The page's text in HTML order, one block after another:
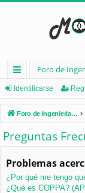
nl
ac
es
rá
pi
d
Foro de
Identificarse
Foro de Ingenieria Civil & Arquitectura
Preguntas
Problemas
¿Por qué me tengo
¿Qué es COPPA?